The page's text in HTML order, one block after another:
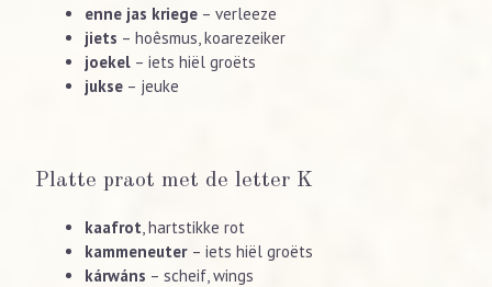
enne jas kriege – verleeze
jiets – hoêsmus, koarezeiker
joekel – iets hiël groëts
jukse – jeuke
Platte praot met de letter K
kaafrot, hartstikke rot
kammeneuter – iets hiël groëts
kárwáns – scheif, wings